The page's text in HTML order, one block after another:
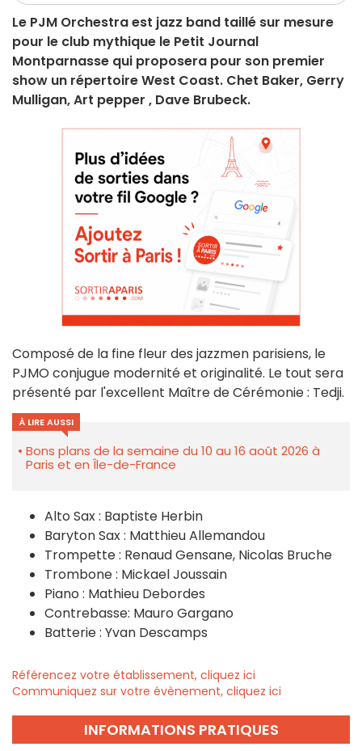
Le PJM Orchestra est jazz band taillé sur mesure
pour le club mythique le Petit Journal
Montparnasse qui proposera pour son premier
show un répertoire West Coast. Chet Baker, Gerry
Mulligan, Art pepper , Dave Brubeck.
Composé de la fine fleur des jazzmen parisiens, le
PJMO conjugue modernité et originalité. Le tout sera
présenté par l'excellent Maître de Cérémonie : Tedji.
À LIRE AUSSI
Bons plans de la semaine du 10 au 16 août 2026 à
Paris et en Île-de-France
Alto Sax : Baptiste Herbin
Baryton Sax : Matthieu Allemandou
Trompette : Renaud Gensane, Nicolas Bruche
Trombone : Mickael Joussain
Piano : Mathieu Debordes
Contrebasse: Mauro Gargano
Batterie : Yvan Descamps
Référencez votre établissement, cliquez ici
Communiquez sur votre évènement, cliquez ici
INFORMATIONS PRATIQUES